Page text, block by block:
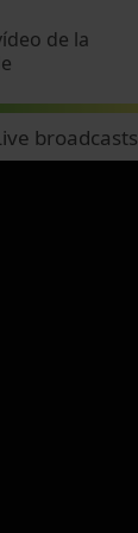
de la
broadcasts